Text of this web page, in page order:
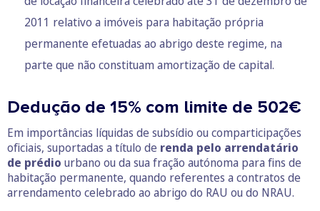
2011 relativo a imóveis para habitação própria
permanente efetuadas ao abrigo deste regime, na
parte que não constituam amortização de capital.
Dedução de 15% com limite de 502€
Em importâncias líquidas de subsídio ou comparticipações
oficiais, suportadas a título de renda pelo arrendatário
de prédio urbano ou da sua fração autónoma para fins de
habitação permanente, quando referentes a contratos de
arrendamento celebrado ao abrigo do RAU ou do NRAU.